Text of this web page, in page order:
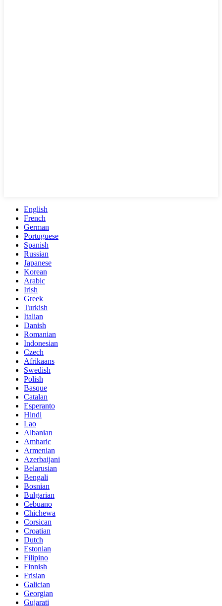
English
French
German
Portuguese
Spanish
Russian
Japanese
Korean
Arabic
Irish
Greek
Turkish
Italian
Danish
Romanian
Indonesian
Czech
Afrikaans
Swedish
Polish
Basque
Catalan
Esperanto
Hindi
Lao
Albanian
Amharic
Armenian
Azerbaijani
Belarusian
Bengali
Bosnian
Bulgarian
Cebuano
Chichewa
Corsican
Croatian
Dutch
Estonian
Filipino
Finnish
Frisian
Galician
Georgian
Gujarati